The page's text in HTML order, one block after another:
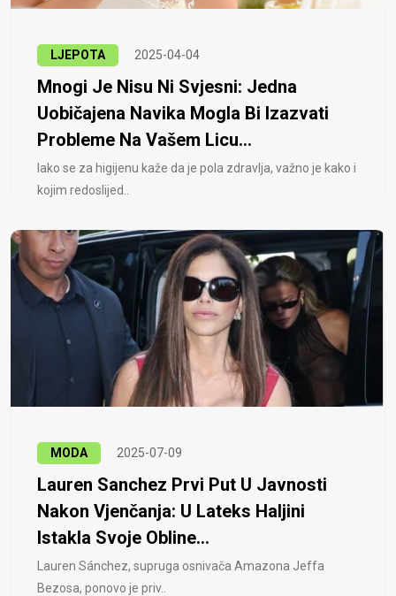
LJEPOTA 2025-04-04
Mnogi Je Nisu Ni Svjesni: Jedna
Uobičajena Navika Mogla Bi Izazvati
Probleme Na Vašem Licu...
Iako se za higijenu kaže da je pola zdravlja, važno je kako i
kojim redoslijed..
MODA 2025-07-09
Lauren Sanchez Prvi Put U Javnosti
Nakon Vjenčanja: U Lateks Haljini
Istakla Svoje Obline...
Lauren Sánchez, supruga osnivača Amazona Jeffa
Bezosa, ponovo je priv..